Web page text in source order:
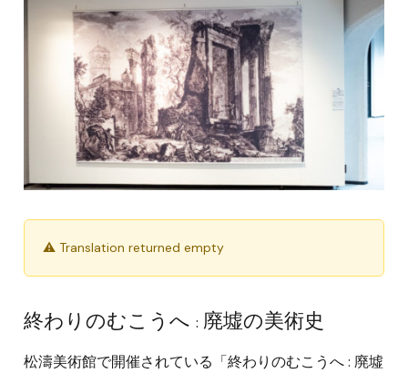
⚠ Translation returned empty
終わりのむこうへ : 廃墟の美術史
松濤美術館で開催されている「終わりのむこうへ : 廃墟